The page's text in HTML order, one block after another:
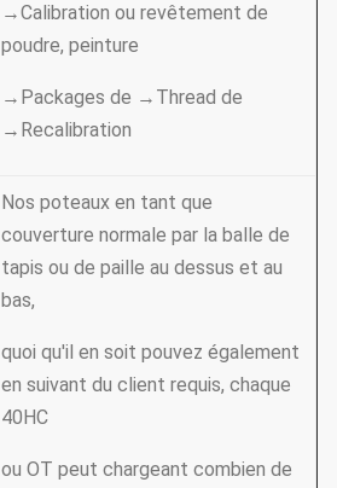
→Calibration ou revêtement de
poudre, peinture
→Packages de →Thread de
→Recalibration
Nos poteaux en tant que
couverture normale par la balle de
tapis ou de paille au dessus et au
bas,
quoi qu'il en soit pouvez également
en suivant du client requis, chaque
40HC
ou OT peut chargeant combien de